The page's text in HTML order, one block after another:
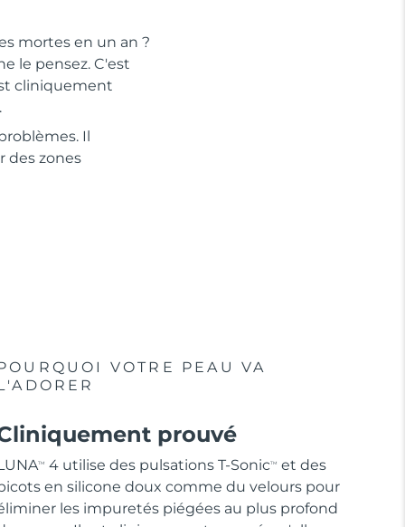
mortes en un an ?
le pensez. C'est
cliniquement
Il
des zones
VOTRE PEAU VA
prouvé
TM 4 utilise des pulsations T-SonicTM
et des
en silicone doux comme du velours pour
les impuretés piégées au plus profond